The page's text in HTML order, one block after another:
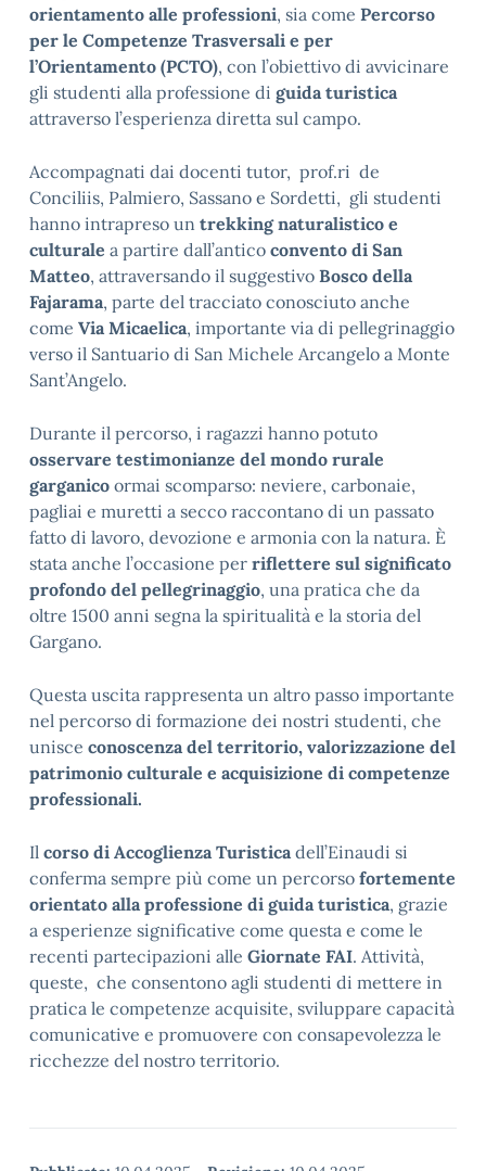
orientamento alle professioni, sia come Percorso
per le Competenze Trasversali e per
l’Orientamento (PCTO), con l’obiettivo di avvicinare
gli studenti alla professione di guida turistica
attraverso l’esperienza diretta sul campo.
Accompagnati dai docenti tutor, prof.ri de
Conciliis, Palmiero, Sassano e Sordetti, gli studenti
hanno intrapreso un trekking naturalistico e
culturale a partire dall’antico convento di San
Matteo, attraversando il suggestivo Bosco della
Fajarama, parte del tracciato conosciuto anche
come Via Micaelica, importante via di pellegrinaggio
verso il Santuario di San Michele Arcangelo a Monte
Sant’Angelo.
Durante il percorso, i ragazzi hanno potuto
osservare testimonianze del mondo rurale
garganico ormai scomparso: neviere, carbonaie,
pagliai e muretti a secco raccontano di un passato
fatto di lavoro, devozione e armonia con la natura. È
stata anche l’occasione per riflettere sul significato
profondo del pellegrinaggio, una pratica che da
oltre 1500 anni segna la spiritualità e la storia del
Gargano.
Questa uscita rappresenta un altro passo importante
nel percorso di formazione dei nostri studenti, che
unisce conoscenza del territorio, valorizzazione del
patrimonio culturale e acquisizione di competenze
professionali.
Il corso di Accoglienza Turisticadell’Einaudi si
conferma sempre più come un percorso fortemente
orientato alla professione di guida turistica, grazie
a esperienze significative come questa e come le
recenti partecipazioni alle Giornate FAI. Attività,
queste, che consentono agli studenti di mettere in
pratica le competenze acquisite, sviluppare capacità
comunicative e promuovere con consapevolezza le
ricchezze del nostro territorio.